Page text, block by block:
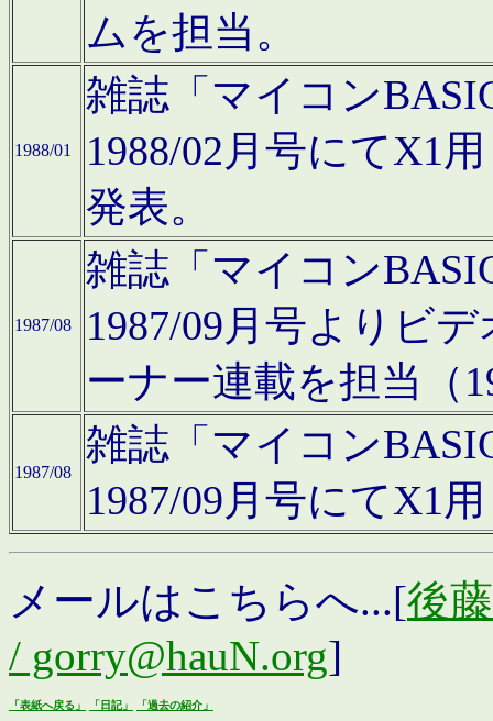
ムを担当。
1988/01
雑誌「マイコン
1988/02月号にてX1
発表。
1987/08
雑誌「マイコン
1987/09月号よりビ
ーナー連載を担当（
1987/08
雑誌「マイコン
1987/09月号にてX1
メールはこちらへ...[後
/ gorry@hauN.org]
「表紙へ戻る」 「日記」 「過去の紹介」